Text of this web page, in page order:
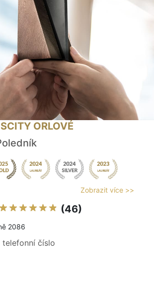
ORLOVÉ
Zobrazit více >>
(46)
2086
číslo